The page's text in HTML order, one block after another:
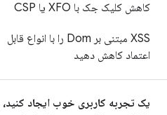
کاهش کلیک جک با XFO یا CSP
XSS مبتنی بر Dom را با انواع قابل
اعتماد کاهش دهید
یک تجربه کاربری خوب ایجاد کنید،